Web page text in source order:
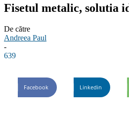
Fisetul metalic, solutia
De către
Andreea Paul
-
639
Facebook Linkedin